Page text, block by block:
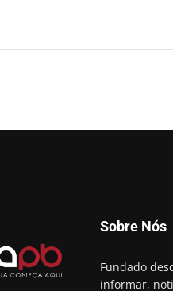
Sobre Nós
Fundado
informar,